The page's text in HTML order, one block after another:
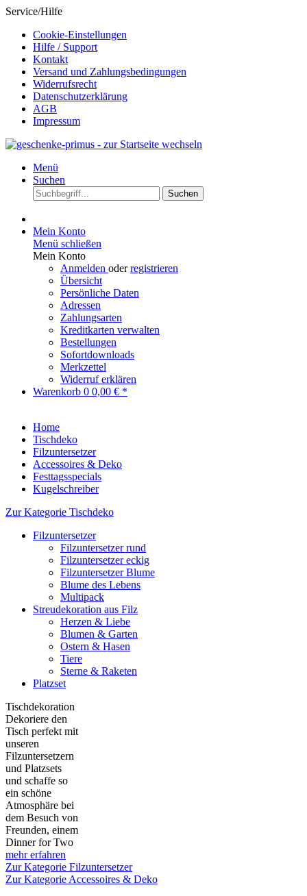
Service/Hilfe
Cookie-Einstellungen
Hilfe / Support
Kontakt
Versand und Zahlungsbedingungen
Widerrufsrecht
Datenschutzerklärung
AGB
Impressum
Menü
Suchen
Suchen
Mein Konto
Menü schließen
Mein Konto
Anmelden oderregistrieren
Übersicht
Persönliche Daten
Adressen
Zahlungsarten
Kreditkarten verwalten
Bestellungen
Sofortdownloads
Merkzettel
Widerruf erklären
Warenkorb 0 0,00 € *
Home
Tischdeko
Filzuntersetzer
Accessoires & Deko
Festtagsspecials
Kugelschreiber
Zur Kategorie Tischdeko
Filzuntersetzer
Filzuntersetzer rund
Filzuntersetzer eckig
Filzuntersetzer Blume
Blume des Lebens
Multipack
Streudekoration aus Filz
Herzen & Liebe
Blumen & Garten
Ostern & Hasen
Tiere
Sterne & Raketen
Platzset
Tischdekoration
Dekoriere den
Tisch perfekt mit
unseren
Filzuntersetzern
und Platzsets
und schaffe so
ein schöne
Atmosphäre bei
dem Besuch von
Freunden, einem
Dinner for Two
mehr erfahren
Zur Kategorie Filzuntersetzer
Zur Kategorie Accessoires & Deko